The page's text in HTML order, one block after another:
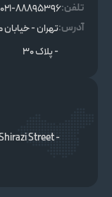
تلفن:021-88895396 | 021-88899255
آدرس:
- پلاک ۳۰
Street -